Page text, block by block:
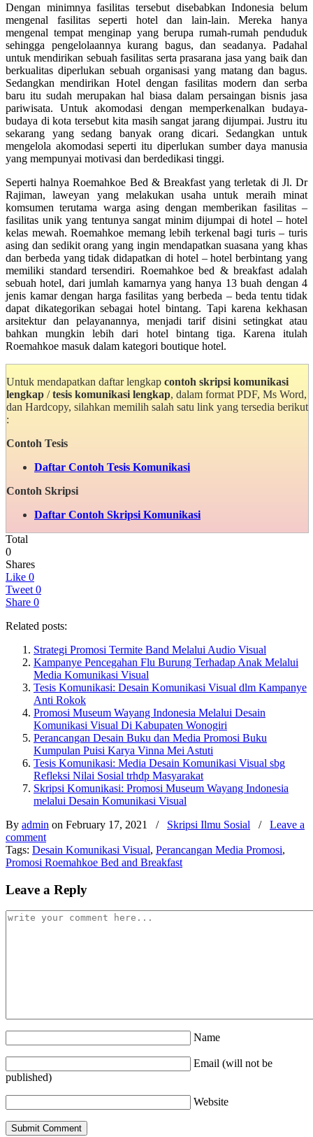
Dengan minimnya fasilitas tersebut disebabkan Indonesia belum
mengenal fasilitas seperti hotel dan lain-lain. Mereka hanya
mengenal tempat menginap yang berupa rumah-rumah penduduk
sehingga pengelolaannya kurang bagus, dan seadanya. Padahal
untuk mendirikan sebuah fasilitas serta prasarana jasa yang baik dan
berkualitas diperlukan sebuah organisasi yang matang dan bagus.
Sedangkan mendirikan Hotel dengan fasilitas modern dan serba
baru itu sudah merupakan hal biasa dalam persaingan bisnis jasa
pariwisata. Untuk akomodasi dengan memperkenalkan budaya-
budaya di kota tersebut kita masih sangat jarang dijumpai. Justru itu
sekarang yang sedang banyak orang dicari. Sedangkan untuk
mengelola akomodasi seperti itu diperlukan sumber daya manusia
yang mempunyai motivasi dan berdedikasi tinggi.
Seperti halnya Roemahkoe Bed & Breakfast yang terletak di Jl. Dr
Rajiman, laweyan yang melakukan usaha untuk meraih minat
komsumen terutama warga asing dengan memberikan fasilitas –
fasilitas unik yang tentunya sangat minim dijumpai di hotel – hotel
kelas mewah. Roemahkoe memang lebih terkenal bagi turis – turis
asing dan sedikit orang yang ingin mendapatkan suasana yang khas
dan berbeda yang tidak didapatkan di hotel – hotel berbintang yang
memiliki standard tersendiri. Roemahkoe bed & breakfast adalah
sebuah hotel, dari jumlah kamarnya yang hanya 13 buah dengan 4
jenis kamar dengan harga fasilitas yang berbeda – beda tentu tidak
dapat dikategorikan sebagai hotel bintang. Tapi karena kekhasan
arsitektur dan pelayanannya, menjadi tarif disini setingkat atau
bahkan mungkin lebih dari hotel bintang tiga. Karena itulah
Roemahkoe masuk dalam kategori boutique hotel.
Untuk mendapatkan daftar lengkap contoh skripsi komunikasi
lengkap /tesis komunikasi lengkap, dalam format PDF, Ms Word,
dan Hardcopy, silahkan memilih salah satu link yang tersedia berikut
:
Contoh Tesis
Daftar Contoh Tesis Komunikasi
Contoh Skripsi
Daftar Contoh Skripsi Komunikasi
Total
0
Shares
Like 0
Tweet 0
Share 0
Related posts:
Strategi Promosi Termite Band Melalui Audio Visual
Kampanye Pencegahan Flu Burung Terhadap Anak Melalui
Media Komunikasi Visual
Tesis Komunikasi: Desain Komunikasi Visual dlm Kampanye
Anti Rokok
Promosi Museum Wayang Indonesia Melalui Desain
Komunikasi Visual Di Kabupaten Wonogiri
Perancangan Desain Buku dan Media Promosi Buku
Kumpulan Puisi Karya Vinna Mei Astuti
Tesis Komunikasi: Media Desain Komunikasi Visual sbg
Refleksi Nilai Sosial trhdp Masyarakat
Skripsi Komunikasi: Promosi Museum Wayang Indonesia
melalui Desain Komunikasi Visual
By admin on February 17, 2021 / Skripsi Ilmu Sosial / Leave a
comment
Tags: Desain Komunikasi Visual, Perancangan Media Promosi,
Promosi Roemahkoe Bed and Breakfast
Leave a Reply
Name
Email (will not be
published)
Website